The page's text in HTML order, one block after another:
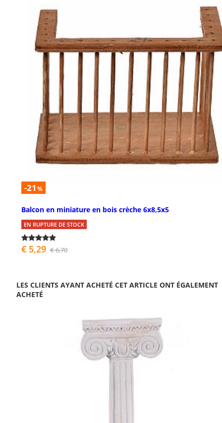
-21 %
Balcon en miniature en bois crèche 6x8,5x5
EN RUPTURE DE STOCK
€ 5,29 € 6,70
LES CLIENTS AYANT ACHETÉ CET ARTICLE ONT ÉGALEMENT
ACHETÉ